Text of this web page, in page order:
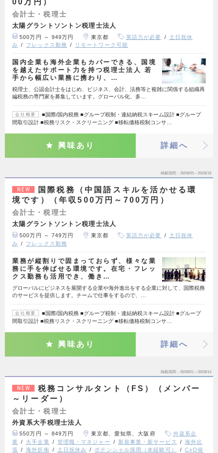
会計士・税理士
太陽グラントソントン税理士法人
500万円 ～ 949万円 東京都 英語力が必要
土日祝休
み
フレックス勤務 リモートワーク可能
国内企業も海外企業もカバーできる、国境
を越えたサポート力を持つ税理士法人 若
手から幅広い業務に携わり、…
税理士、公認会計士をはじめ、ビジネス、会計、法務等と複雑に関係する組織再
編税務の専門家を募集しています。グローバル化、多…
会社概要
■国際/国内税務 ■グループ税制・連結納税スキーム設計 ■グループ
間取引設計 ■税務リスク・スクリーニング ■移転価格税制コンサ…
興味あり 詳細へ
掲載期間 26/08/05～26/08/18
NEW
国際税務（中国語スキルを活かせる環
境です）（年収500万円～700万円）
会計士・税理士
太陽グラントソントン税理士法人
500万円 ～ 749万円 東京都 英語力が必要
土日祝休
み
フレックス勤務
業務が縦割りで固まっておらず、様々な業
務に手を伸ばせる環境です。在宅・フレッ
クス勤務も活用でき、働き…
グローバルにビジネスを展開する企業や海外進出をする企業に対して、国際税務
のサービスを提供します。チームで仕事をするので、…
会社概要
■国際/国内税務 ■グループ税制・連結納税スキーム設計 ■グループ
間取引設計 ■税務リスク・スクリーニング ■移転価格税制コンサ…
興味あり 詳細へ
掲載期間 26/08/01～26/08/14
NEW
税務コンサルタント（FS）（メンバー
～リーダー）
会計士・税理士
外資系大手税理士法人
550万円 ～ 849万円 東京都、愛知県、大阪府
外資系企
業
大手企業 管理職・マネジャー 新規事業・新サービス
海外出
張
海外折衝 土日祝休み ポテンシャル採用（未経験可）
CxO候